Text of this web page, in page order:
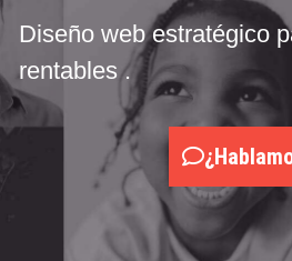
Diseño web estratégico
rentables .